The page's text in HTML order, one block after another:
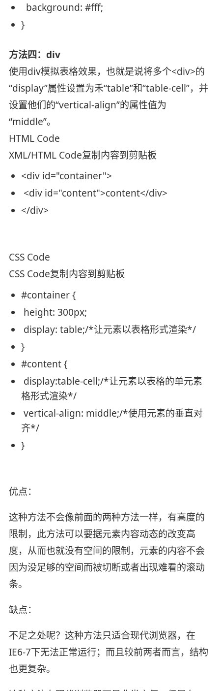
background: #fff;
}
方法四：div
使用div模拟表格效果，也就是说将多个<div>的
“display”属性设置为禾“table”和“table-cell”，并
设置他们的“vertical-align”的属性值为
“middle”。
HTML Code
XML/HTML Code复制内容到剪贴板
<div id="container">
<div id="content">content</div>
</div>
CSS Code
CSS Code复制内容到剪贴板
#container {
height: 300px;
display: table;/*让元素以表格形式渲染*/
}
#content {
display:table-cell;/*让元素以表格的单元素
格形式渲染*/
vertical-align: middle;/*使用元素的垂直对
齐*/
}
优点：
这种方法不会像前面的两种方法一样，有高度的
限制，此方法可以要据元素内容动态的改变高
度，从而也就没有空间的限制，元素的内容不会
因为没足够的空间而被切断或者出现难看的滚动
条。
缺点：
不足之处呢？这种方法只适合现代浏览器，在
IE6-7下无法正常运行；而且较前两者而言，结构
也更复杂。